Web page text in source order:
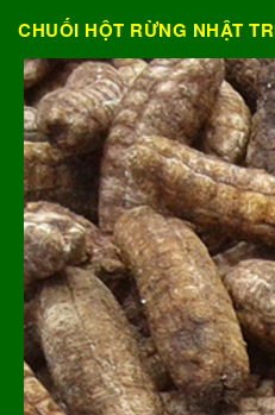
CHUỐI HỘT RỪNG NHẬT